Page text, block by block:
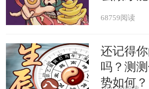
一般十四楼都是对
的原因。例如在谐音上寓
多多发财的意思，双数也
68759阅读
还记得
吗？测
势如何？